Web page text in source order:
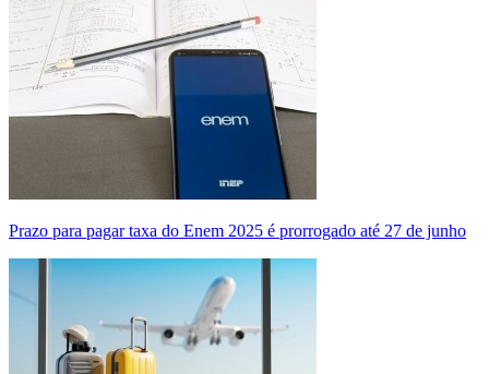
Prazo para pagar taxa do Enem 2025 é prorrogado até 27 de junho